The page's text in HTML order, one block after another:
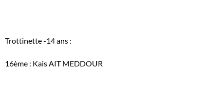
Trottinette -14 ans :
16ème : Kais AIT MEDDOUR